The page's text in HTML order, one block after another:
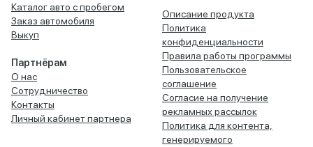
Каталог авто с пробегом
Заказ автомобиля
Выкуп
Партнёрам
О нас
Сотрудничество
Контакты
Личный кабинет партнера
Описание продукта
Политика
конфиденциальности
Правила работы программы
Пользовательское
соглашение
Согласие на получение
рекламных рассылок
Политика для контента,
генерируемого